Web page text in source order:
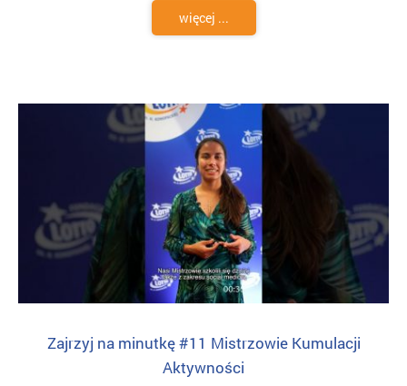
więcej ...
Zajrzyj na minutkę #11 Mistrzowie Kumulacji
Aktywności